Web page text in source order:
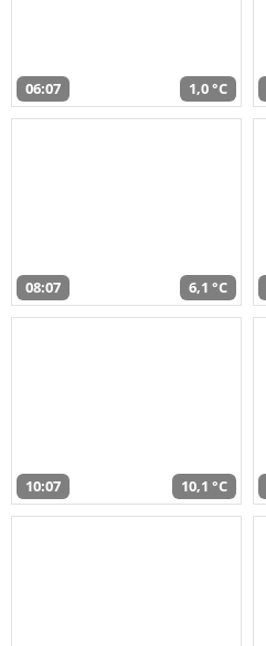
06:07 1,0 °C
08:07 6,1 °C
10:07 10,1 °C